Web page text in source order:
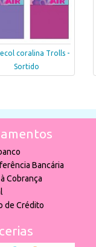
coralina Trolls -
Sortido
Bancária
Cobrança
de Crédito